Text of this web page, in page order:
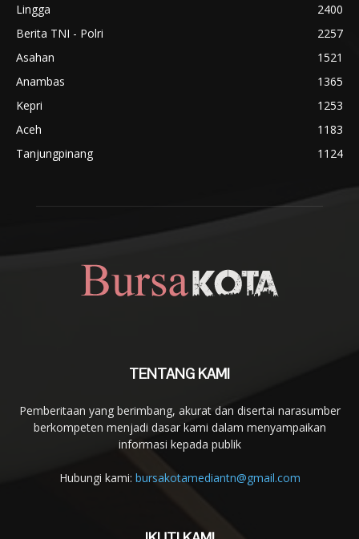
Lingga
2400
Berita TNI - Polri
2257
Asahan
1521
Anambas
1365
Kepri
1253
Aceh
1183
Tanjungpinang
1124
TENTANG KAMI
Pemberitaan yang berimbang, akurat dan disertai narasumber
berkompeten menjadi dasar kami dalam menyampaikan
informasi kepada publik
Hubungi kami: bursakotamediantn@gmail.com